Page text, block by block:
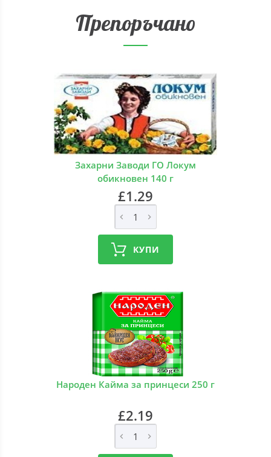
Препоръчано
Захарни Заводи ГО Локум
обикновен 140 г
£1.29
КУПИ
Народен Кайма за принцеси 250 г
£2.19